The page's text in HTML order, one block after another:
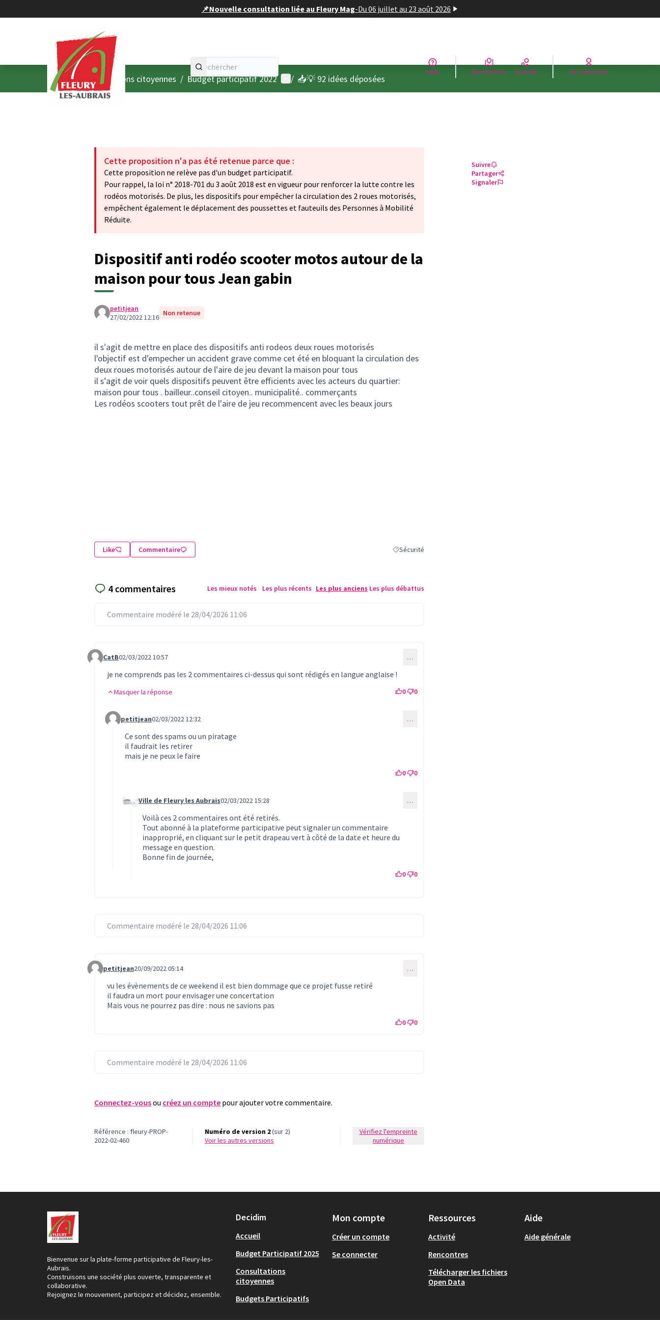
📌Nouvelle consultation liée au Fleury Mag-Du 06 juillet au 23 août 2026
Aide Rencontres Activité Se connecter
AccueilMenu principal
/ Consultations citoyennes / Budget participatif 2022 Menu utilisateur
/ 📥💡 92 idées déposées
Cette proposition n'a pas été retenue parce que :
Cette proposition ne relève pas d'un budget participatif.
Pour rappel, la loi n° 2018-701 du 3 août 2018 est en vigueur pour renforcer la lutte contre les
rodéos motorisés. De plus, les dispositifs pour empêcher la circulation des 2 roues motorisés,
empêchent également le déplacement des poussettes et fauteuils des Personnes à Mobilité
Réduite.
Dispositif anti rodéo scooter motos autour de la
maison pour tous Jean gabin
petitjean
27/02/2022 12:16 Non retenue
il s'agit de mettre en place des dispositifs anti rodeos deux roues motorisés
l'objectif est d'empecher un accident grave comme cet été en bloquant la circulation des
deux roues motorisés autour de l'aire de jeu devant la maison pour tous
il s'agit de voir quels dispositifs peuvent être efficients avec les acteurs du quartier:
maison pour tous . bailleur..conseil citoyen.. municipalité.. commerçants
Les rodéos scooters tout prêt de l'aire de jeu recommencent avec les beaux jours
Like Commentaire Filtrer les résultats de la catégorie : Sécurité
Sécurité
Suivre
Partager
Signaler
4 commentaires Les mieux notés Les plus récents Les plus anciens Les plus débattus
Commentaire modéré le 28/04/2026 11:06
Commentaire 453
CatB02/03/2022 10:57 …
je ne comprends pas les 2 commentaires ci-dessus qui sont rédigés en langue anglaise !
Masquer la réponse 0 0
Commentaire 454 (réponse au commentaire 453)
petitjean02/03/2022 12:32 …
Ce sont des spams ou un piratage
il faudrait les retirer
mais je ne peux le faire
0 0
Commentaire 455 (réponse au commentaire 454)
Ville de Fleury les Aubrais02/03/2022 15:28 …
Voilà ces 2 commentaires ont été retirés.
Tout abonné à la plateforme participative peut signaler un commentaire
inapproprié, en cliquant sur le petit drapeau vert à côté de la date et heure du
message en question.
Bonne fin de journée,
0 0
Commentaire modéré le 28/04/2026 11:06
Commentaire 658
petitjean20/09/2022 05:14 …
vu les évènements de ce weekend il est bien dommage que ce projet fusse retiré
il faudra un mort pour envisager une concertation
Mais vous ne pourrez pas dire : nous ne savions pas
0 0
Commentaire modéré le 28/04/2026 11:06
Connectez-vousou créez un compte pour ajouter votre commentaire.
Référence : fleury-PROP-
2022-02-460
Numéro de version 2(sur 2)
voir les autres versions
Vérifiez l'empreinte
numérique
Bienvenue sur la plate-forme participative de Fleury-les-
Aubrais.
Construisons une société plus ouverte, transparente et
collaborative.
Rejoignez le mouvement, participez et décidez, ensemble.
Decidim
Accueil
Budget Participatif 2025
Consultations
citoyennes
Budgets Participatifs
Mon compte
Créer un compte
Se connecter
Ressources
Activité
Rencontres
Télécharger les fichiers
Open Data
Aide
Aide générale